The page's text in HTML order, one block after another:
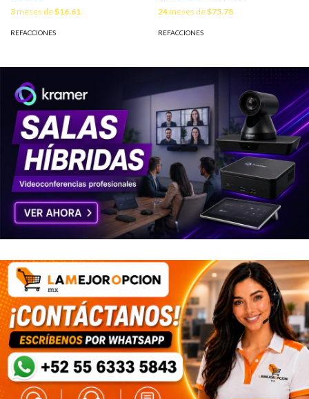
3meses de$16.61
REFACCIONES
V / TO-220 MOD: 153-000-
0790
24meses de$75.78
REFACCIONES